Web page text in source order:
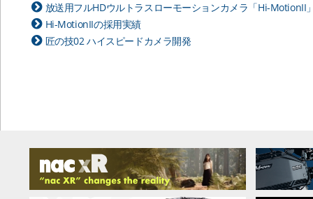
放送用フルHDウルトラスローモーションカメラ「Hi-MotionII
Hi-MotionIIの採用実績
匠の技02 ハイスピードカメラ開発